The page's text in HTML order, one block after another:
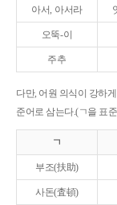
아서, 아서라
오뚝-이
주추
다만, 어원 의식이 강하
준어로 삼는다.(ㄱ을 표
ㄱ
부조(扶助)
사돈(査頓)